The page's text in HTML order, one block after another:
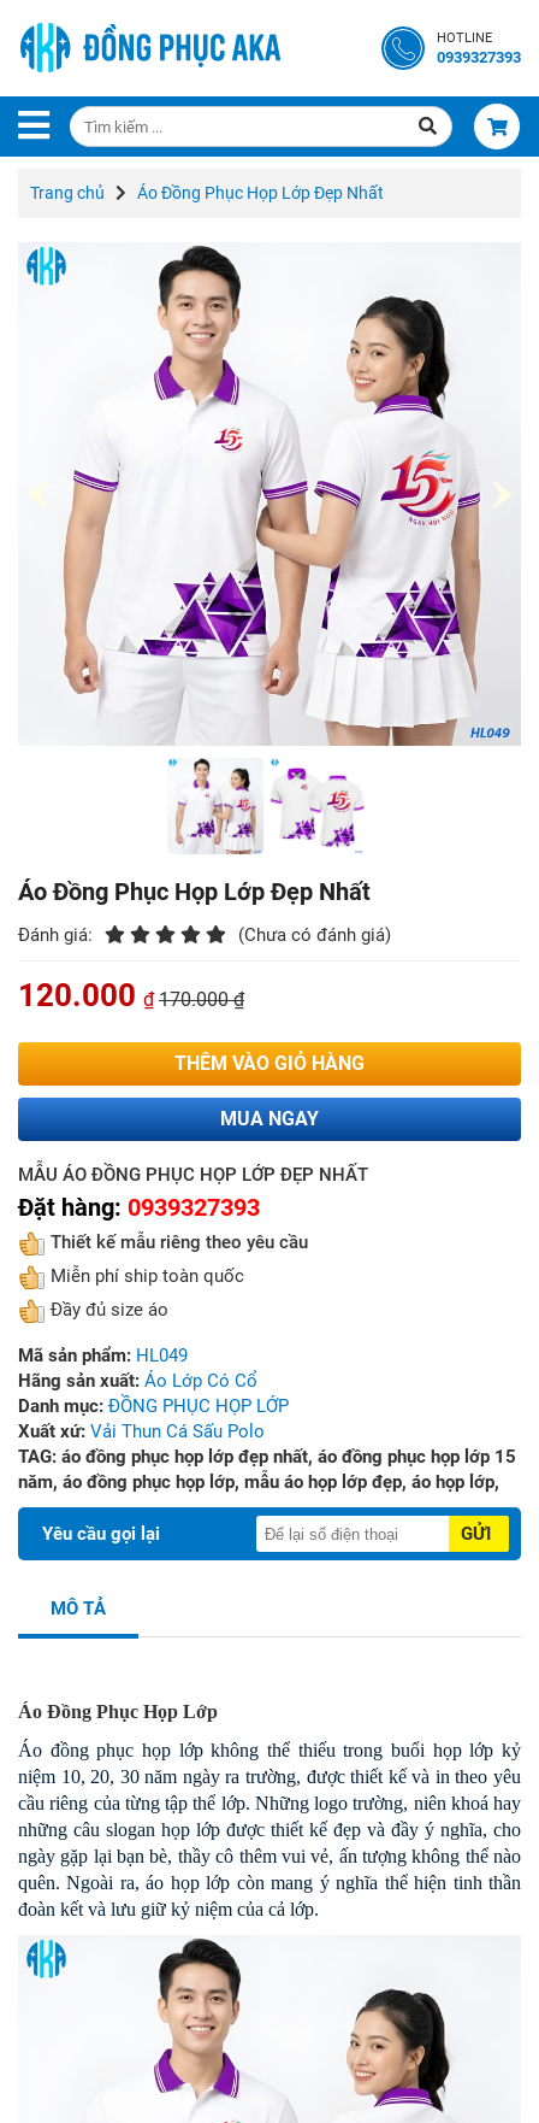
HOTLINE
0939327393
Trang
Chủ
Giới
Thiệu
Liên
Trang chủ Áo Đồng Phục Họp Lớp Đẹp Nhất
Áo Đồng Phục Họp Lớp Đẹp Nhất
Đánh giá: (Chưa có đánh giá)
120.000 ₫ 170.000 ₫
THÊM VÀO GIỎ HÀNG
MUA NGAY
MẪU ÁO ĐỒNG PHỤC HỌP LỚP ĐẸP NHẤT
Đặt hàng: 0939327393
Thiết kế mẫu riêng theo yêu cầu
Miễn phí ship toàn quốc
Đầy đủ size áo
Mã sản phẩm: HL049
Hãng sản xuất: Áo Lớp Có Cổ
Danh mục: ĐỒNG PHỤC HỌP LỚP
Xuất xứ: Vải Thun Cá Sấu Polo
TAG: áo đồng phục họp lớp đẹp nhất, áo đồng phục họp lớp 15
năm, áo đồng phục họp lớp, mẫu áo họp lớp đẹp, áo họp lớp,
Yêu cầu gọi lại GỬI
MÔ TẢ
Áo Đồng Phục Họp Lớp
Áo đồng phục họp lớp không thể thiếu trong buổi họp lớp kỷ
niệm 10, 20, 30 năm ngày ra trường, được thiết kế và in theo yêu
cầu riêng của từng tập thể lớp. Những logo trường, niên khoá hay
những câu slogan họp lớp được thiết kế đẹp và đầy ý nghĩa, cho
ngày gặp lại bạn bè, thầy cô thêm vui vẻ, ấn tượng không thể nào
quên.Ngoài ra, áo họp lớp còn mang ý nghĩa thể hiện tinh thần
đoàn kết và lưu giữ kỷ niệm của cả lớp.